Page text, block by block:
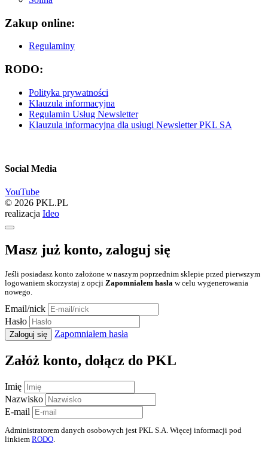
Zakup online:
Regulaminy
RODO:
Polityka prywatności
Klauzula informacyjna
Regulamin Usług Newsletter
Klauzula informacyjna dla usługi Newsletter PKL SA
Social Media
YouTube
© 2026 PKL.PL
realizacja Ideo
Masz już konto, zaloguj się
Jeśli posiadasz konto założone w naszym poprzednim sklepie przed pierwszym
logowaniem skorzystaj z opcji Zapomniałem hasła w celu wygenerowania
nowego.
Email/nick
Hasło
Zaloguj się Zapomniałem hasła
Załóż konto, dołącz do PKL
Imię
Nazwisko
E-mail
Administratorem danych osobowych jest PKL S.A. Więcej informacji pod
linkiem RODO.